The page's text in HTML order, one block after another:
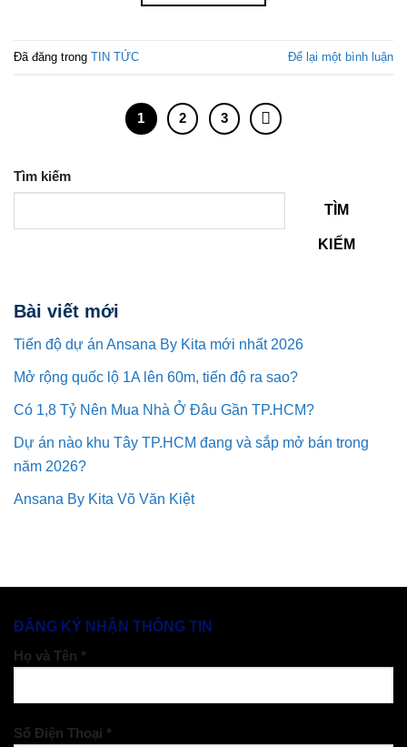
Đã đăng trong TIN TỨC Để lại một bình luận
1 2 3
Tìm kiếm
TÌM
KIẾM
Bài viết mới
Tiến độ dự án Ansana By Kita mới nhất 2026
Mở rộng quốc lộ 1A lên 60m, tiến độ ra sao?
Có 1,8 Tỷ Nên Mua Nhà Ở Đâu Gần TP.HCM?
Dự án nào khu Tây TP.HCM đang và sắp mở bán trong
năm 2026?
Ansana By Kita Võ Văn Kiệt
ĐĂNG KÝ NHẬN THÔNG TIN
Họ và Tên *
Số Điện Thoại *